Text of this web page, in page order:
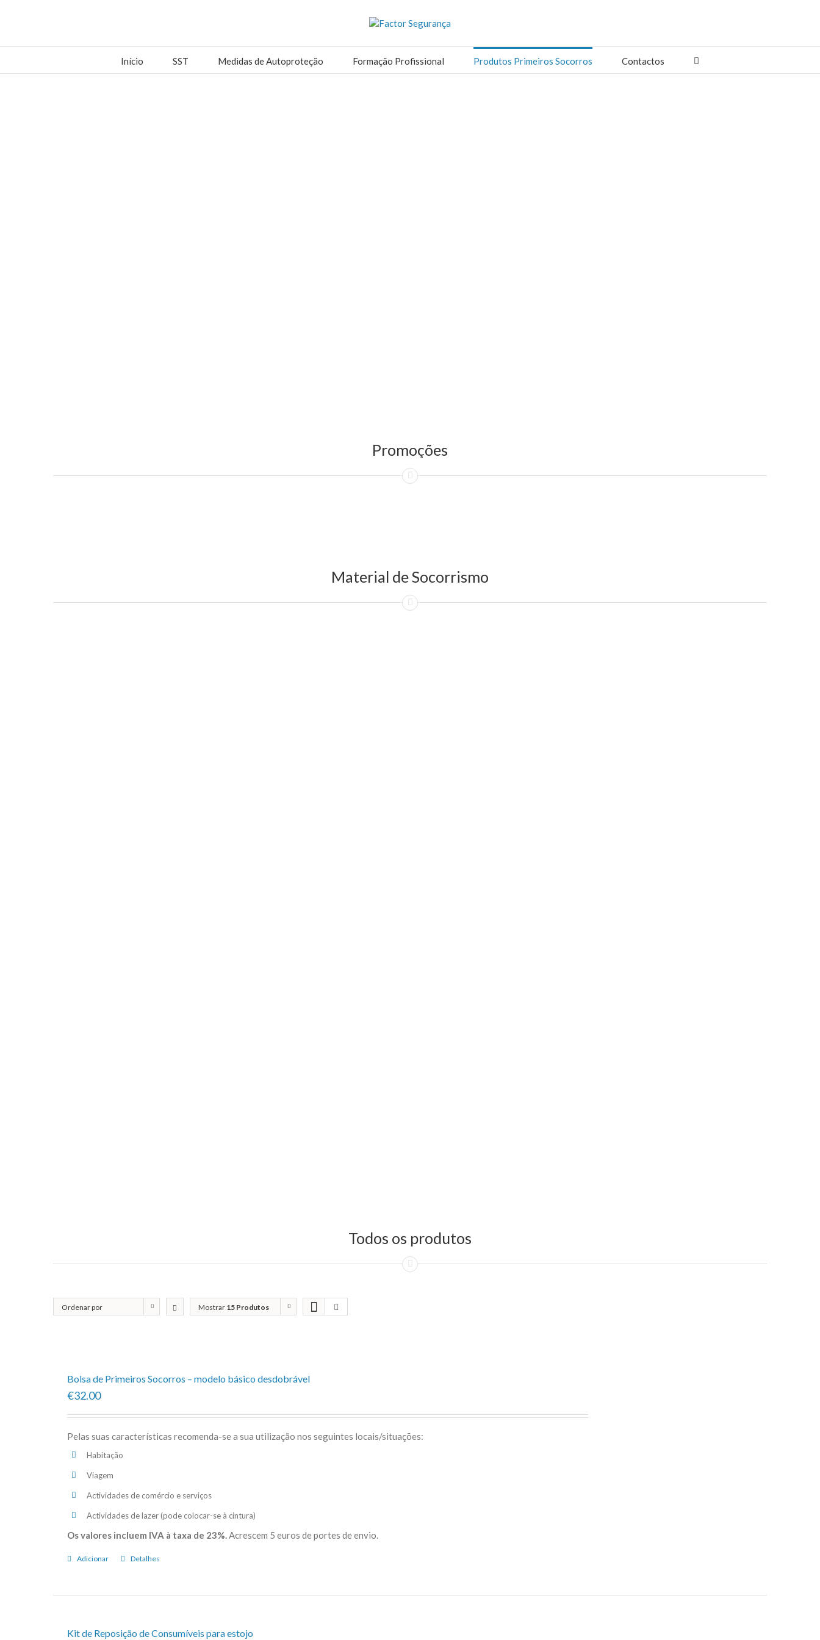
Início SST Medidas de Autoproteção Formação Profissional Produtos Primeiros Socorros Contactos
Promoções
Material de Socorrismo
Todos os produtos
Ordenar por
Mostrar 15 Produtos
Bolsa de Primeiros Socorros – modelo básico desdobrável
€32.00
Pelas suas características recomenda-se a sua utilização nos seguintes locais/situações:
Habitação
Viagem
Actividades de comércio e serviços
Actividades de lazer (pode colocar-se à cintura)
Os valores incluem IVA à taxa de 23%. Acrescem 5 euros de portes de envio.
Adicionar Detalhes
Kit de Reposição de Consumíveis para estojo